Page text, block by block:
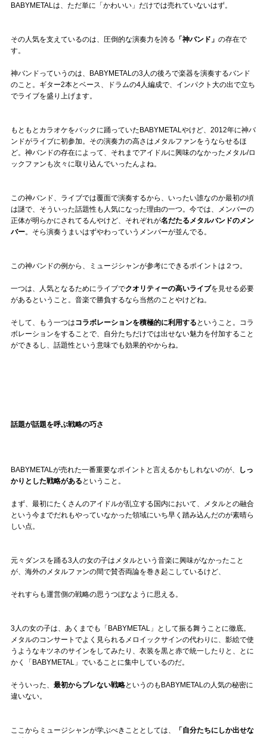
BABYMETALは、ただ単に「かわいい」だけでは売れていないはず。
その人気を支えているのは、圧倒的な演奏力を誇る 「神バンド」 の存在で
す。
神バンドっていうのは、BABYMETALの3人の後ろで楽器を演奏するバンド
のこと。ギター2本とベース、ドラムの4人編成で、インパクト大の出で立ち
でライブを盛り上げます。
もともとカラオケをバックに踊っていたBABYMETALやけど、2012年に神バ
ンドがライブに初参加。その演奏力の高さはメタルファンをうならせるほ
ど。神バンドの存在によって、それまでアイドルに興味のなかったメタル/ロ
ックファンも次々に取り込んでいったんよね。
この神バンド、ライブでは覆面で演奏するから、いったい誰なのか最初の頃
は謎で、そういった話題性も人気になった理由の一つ。今では、メンバーの
正体が明らかにされてるんやけど、それぞれが名だたるメタルバンドのメン
バー。そら演奏うまいはずやわっていうメンバーが並んでる。
この神バンドの例から、ミュージシャンが参考にできるポイントは２つ。
一つは、人気となるためにライブでクオリティーの高いライブを見せる必要
があるということ。音楽で勝負するなら当然のことやけどね。
そして、もう一つはコラボレーションを積極的に利用する ということ。コラ
ボレーションをすることで、自分たちだけでは出せない魅力を付加すること
ができるし、話題性という意味でも効果的やからね。
話題が話題を呼ぶ戦略の巧さ
BABYMETALが売れた一番重要なポイントと言えるかもしれないのが、
しっ
かりとした戦略がある ということ。
まず、最初にたくさんのアイドルが乱立する国内において、メタルとの融合
という今までだれもやっていなかった領域にいち早く踏み込んだのが素晴ら
しい点。
元々ダンスを踊る3人の女の子はメタルという音楽に興味がなかったこと
が、海外のメタルファンの間で賛否両論を巻き起こしているけど、
それすらも運営側の戦略の思うつぼなように思える。
3人の女の子は、あくまでも「BABYMETAL」として振る舞うことに徹底。
メタルのコンサートでよく見られるメロイックサインの代わりに、影絵で使
うようなキツネのサインをしてみたり、衣装を黒と赤で統一したりと、とに
かく「BABYMETAL」でいることに集中しているのだ。
そういった、 最初からブレない戦略というのもBABYMETALの人気の秘密に
違いない。
ここからミュージシャンが学ぶべきこととしては、
「自分たちにしか出せな